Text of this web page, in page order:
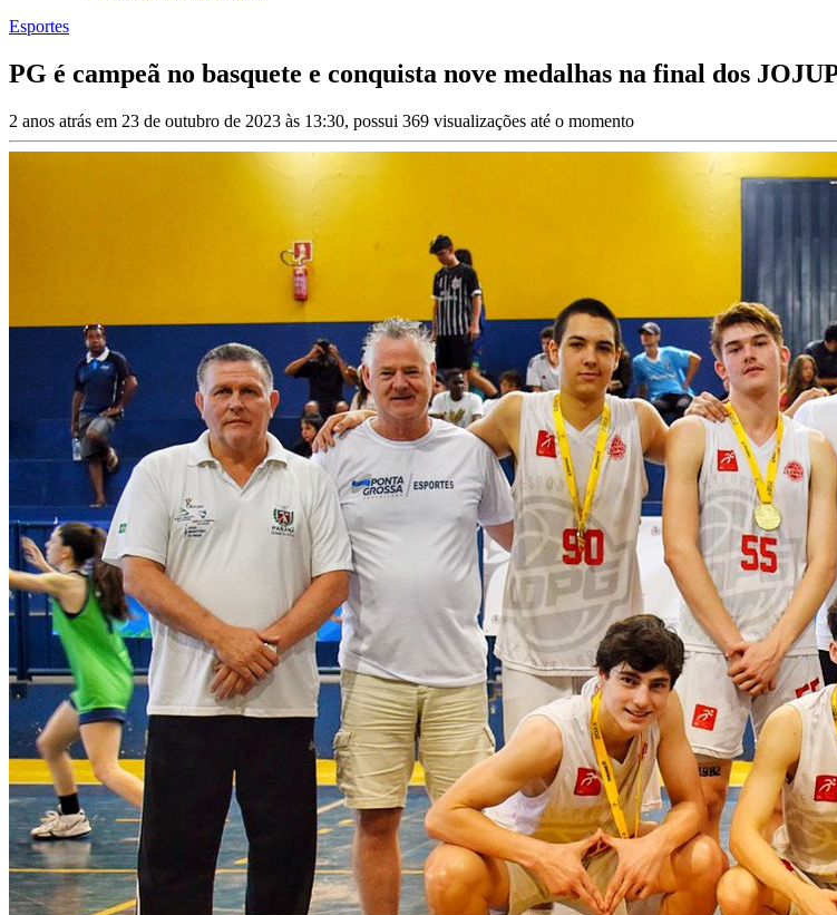
Esportes
PG é campeã no basquete e conquista nove medalhas na final dos
2 anos atrás em 23 de outubro de 2023 às 13:30, possui 369 visualizações até o momento